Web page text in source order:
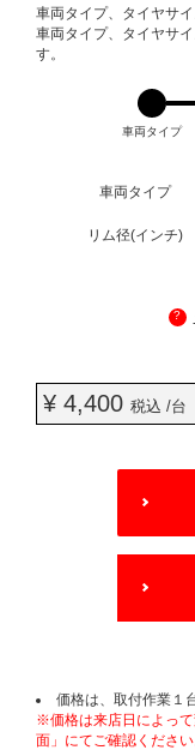
VARIATIONS
車両タイプ、タイヤサ
車両タイプ、タイヤサ
す。
車両タイプ
車両タイプ
リム径(インチ)
?
¥ 4,400 税込 /台
OPTIONS
価格は、取付作業１
※価格は来店日によっ
面」にてご確認ください